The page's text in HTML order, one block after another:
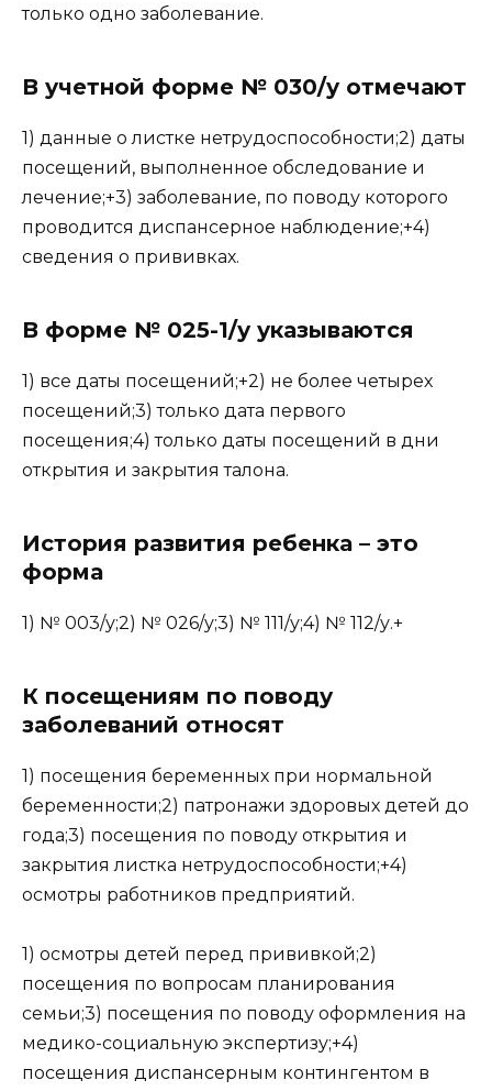
только одно заболевание.
В учетной форме № 030/у отмечают
1) данные о листке нетрудоспособности;2) даты
посещений, выполненное обследование и
лечение;+3) заболевание, по поводу которого
проводится диспансерное наблюдение;+4)
сведения о прививках.
В форме № 025-1/у указываются
1) все даты посещений;+2) не более четырех
посещений;3) только дата первого
посещения;4) только даты посещений в дни
открытия и закрытия талона.
История развития ребенка – это
форма
1) № 003/у;2) № 026/у;3) № 111/у;4) № 112/у.+
К посещениям по поводу
заболеваний относят
1) посещения беременных при нормальной
беременности;2) патронажи здоровых детей до
года;3) посещения по поводу открытия и
закрытия листка нетрудоспособности;+4)
осмотры работников предприятий.
1) осмотры детей перед прививкой;2)
посещения по вопросам планирования
семьи;3) посещения по поводу оформления на
медико-социальную экспертизу;+4)
посещения диспансерным контингентом в